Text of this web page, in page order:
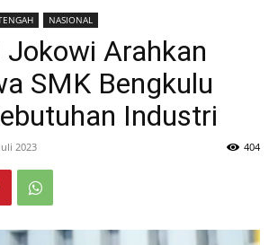
NASIONAL
Jokowi Arahkan
SMK Bengkulu
Industri
2023 404